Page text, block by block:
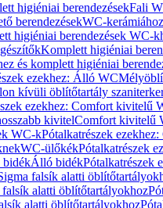
higiéniai berendezésekFali
berendezésekWC-kerámiához
higiéniai berendezések WC-
Komplett higiéniai
és komplett higiéniai
ezekhez: Álló WC
kívüli öblítőtartály
ezekhez: Comfort kivitelű
kivitelComfort kivitelű
WC-kPótalkatrészek
WC-ülőkékPótalkatrészek
bidékÁlló bidékPótalkatrészek
falsík alatti
alatti öblítőtartályokhoz
alatti öblítőtartályokhoz